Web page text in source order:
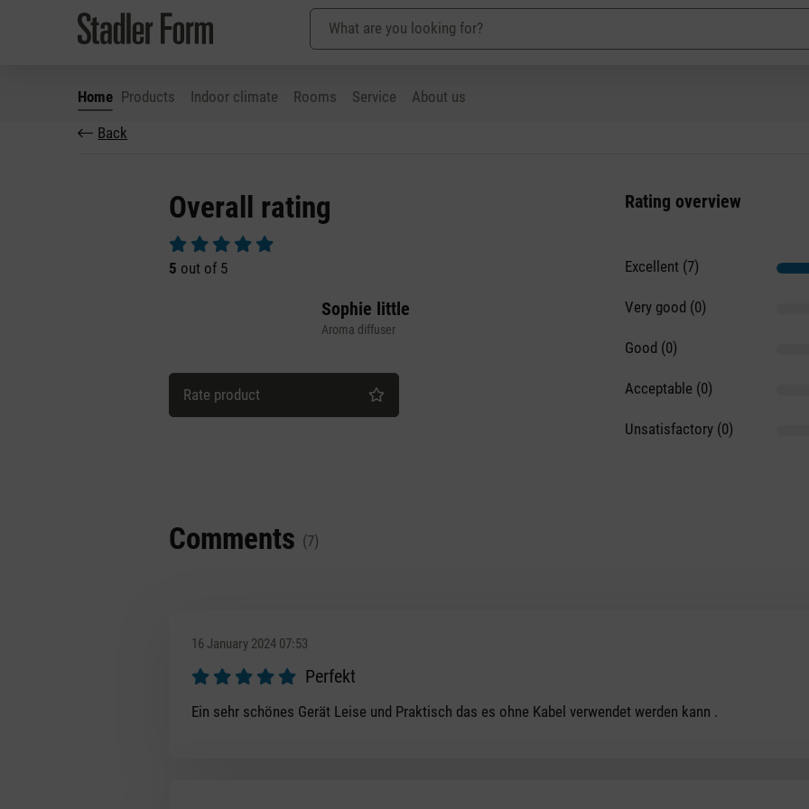
to main content
Skip to search
Skip to main navigation
Home Products Indoor climate Rooms Service
About us
Back
Overall rating
Average rating of 5 out of 5 stars
5 out of 5
Sophie little
Aroma diffuser
Rate product
Rating overview
Excellent (7)
Very good (0)
Good (0)
Acceptable (0)
Unsatisfactory (0)
Comments (7)
16 January 2024 07:53
Review with rating of 5 out of 5 stars
Perfekt
Ein sehr schönes Gerät Leise und Praktisch das es ohne Kabel verwendet werden kann .